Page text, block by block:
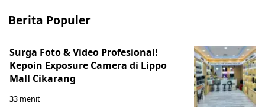
Berita Populer
Surga Foto & Video Profesional!
Kepoin Exposure Camera di Lippo
Mall Cikarang
33 menit